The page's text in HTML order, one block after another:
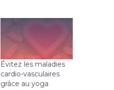
Évitez les maladies
cardio-vasculaires
grâce au yoga